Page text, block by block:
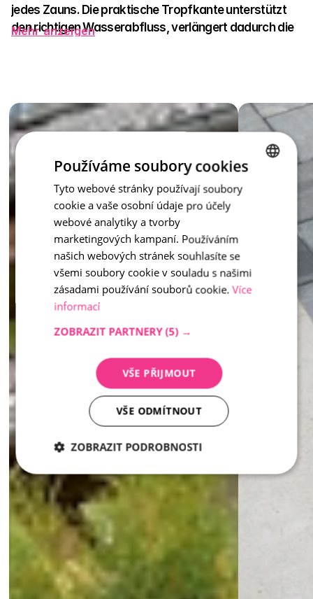
jedes Zauns. Die praktische Tropfkante unterstützt
den richtigen Wasserabfluss, verlängert dadurch die
Braun, Rot, Karamell oder Creme – sodass Sie die Abdeckung
leicht mit den umliegenden Elementen abstimmen können. Ob
Sie ein modernes Gebäude oder ein Landhaus gestalten, die
Abdeckung ist das Detail, das Ihrem Zaun auf einmal Charme
und Funktionalität verleiht.
Mehr anzeigen
Inspiration - VordächerCZECH
Používáme soubory cookies
Tyto webové stránky používají soubory
cookie a vaše osobní údaje pro účely
webové analytiky a tvorby
marketingových kampaní. Používáním
našich webových stránek souhlasíte se
všemi soubory cookie v souladu s našimi
zásadami používání souborů cookie. Více
informací
ZOBRAZIT PARTNERY (5) →
VŠE PŘIJMOUT
VŠE ODMÍTNOUT
ZOBRAZIT PODROBNOSTI
Nezbytně
nutné
soubory
Analytika Marketing
Nezbytně nutné soubory
Analytika